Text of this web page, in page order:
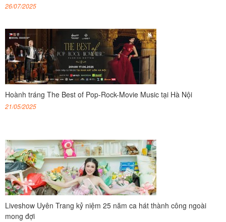
26/07/2025
Hoành tráng The Best of Pop-Rock-Movie Music tại Hà Nội
21/05/2025
Liveshow Uyên Trang kỷ niệm 25 năm ca hát thành công ngoài
mong đợi